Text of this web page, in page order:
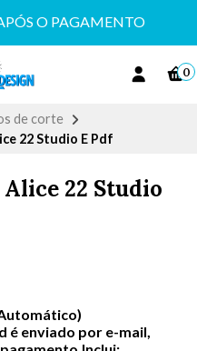
O PAGAMENTO
0
de corte
22 Studio E Pdf
22 Studio
é enviado por e-mail,